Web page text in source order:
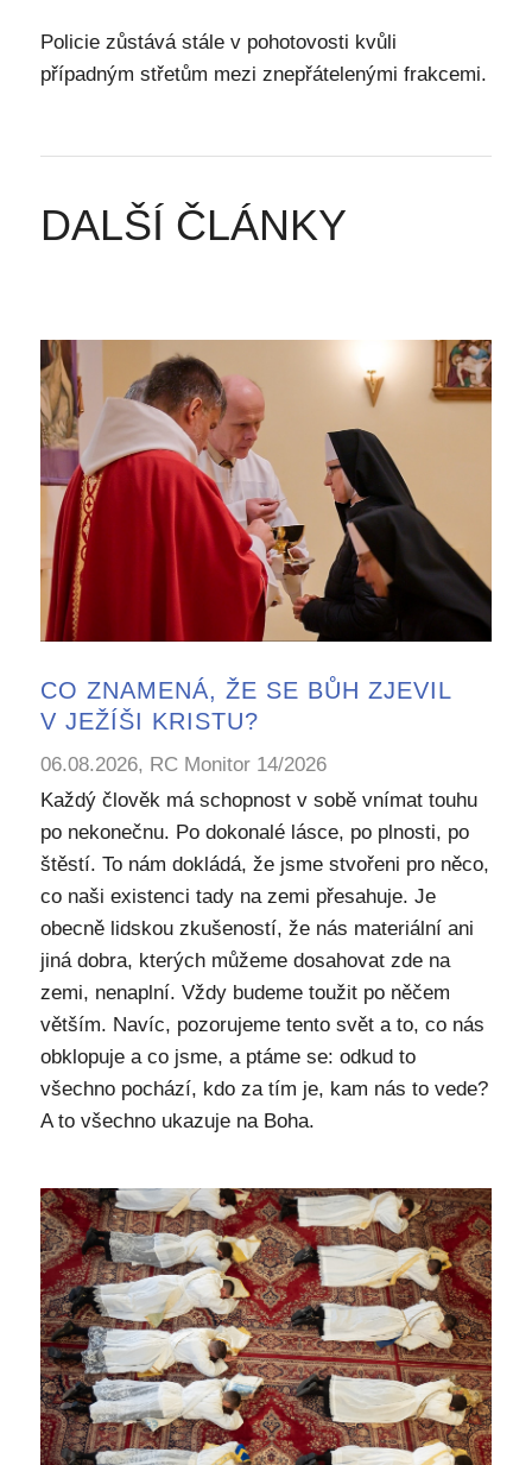
Policie zůstává stále v pohotovosti kvůli
případným střetům mezi znepřátelenými frakcemi.
DALŠÍ ČLÁNKY
CO ZNAMENÁ, ŽE SE BŮH ZJEVIL
V JEŽÍŠI KRISTU?
06.08.2026, RC Monitor 14/2026
Každý člověk má schopnost v sobě vnímat touhu
po nekonečnu. Po dokonalé lásce, po plnosti, po
štěstí. To nám dokládá, že jsme stvořeni pro něco,
co naši existenci tady na zemi přesahuje. Je
obecně lidskou zkušeností, že nás materiální ani
jiná dobra, kterých můžeme dosahovat zde na
zemi, nenaplní. Vždy budeme toužit po něčem
větším. Navíc, pozorujeme tento svět a to, co nás
obklopuje a co jsme, a ptáme se: odkud to
všechno pochází, kdo za tím je, kam nás to vede?
A to všechno ukazuje na Boha.